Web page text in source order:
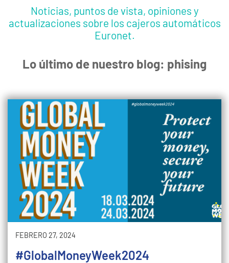
Noticias, puntos de vista, opiniones y
actualizaciones sobre los cajeros automáticos
Euronet.
Lo último de nuestro blog: phising
FEBRERO 27, 2024
#GlobalMoneyWeek2024